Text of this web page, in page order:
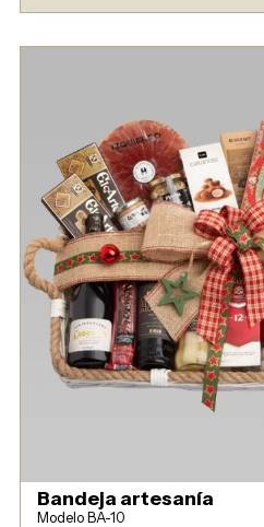
Bandeja artesanía
Modelo BA-10